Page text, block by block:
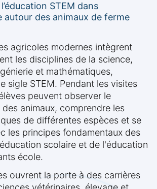
STEM dans
autour des animaux de ferme
agricoles modernes intègrent
les disciplines de la science,
et mathématiques,
sigle STEM. Pendant les visites
peuvent observer le
animaux, comprendre les
de différentes espèces et se
les principes fondamentaux des
scolaire et de l'éducation
école.
ouvrent la porte à des carrières